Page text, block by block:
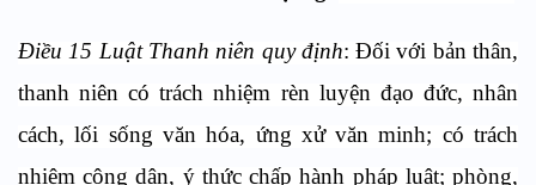
Điều 15 Luật Thanh niên quy định: Đối với bản thân,
thanh niên có trách nhiệm rèn luyện đạo đức, nhân
cách, lối sống văn hóa, ứng xử văn minh; có trách
nhiệm công dân, ý thức chấp hành pháp luật; phòng,